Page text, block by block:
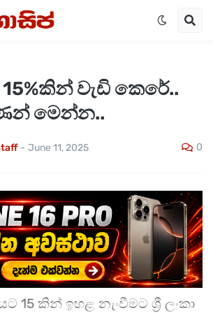
වැඩි කෙරේ..
මෙන්න..
- June 11, 2025 0
15 කින් ඉහළ නැංවීමට ශ්‍රී ලංකා